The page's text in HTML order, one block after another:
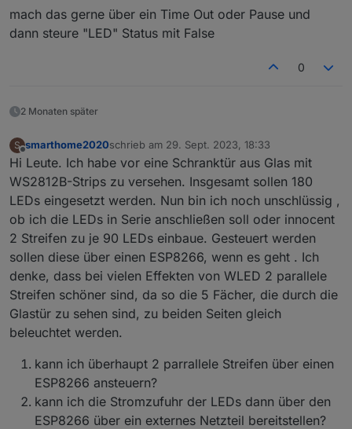
mach das gerne über ein Time Out oder Pause und
dann steure "LED" Status mit False
0
2 Monaten später
S
Offline
smarthome2020schrieb am 29. Sept. 2023, 18:33
zuletzt editiert von
Hi Leute. Ich habe vor eine Schranktür aus Glas mit
WS2812B-Strips zu versehen. Insgesamt sollen 180
LEDs eingesetzt werden. Nun bin ich noch unschlüssig ,
ob ich die LEDs in Serie anschließen soll oder innocent
2 Streifen zu je 90 LEDs einbaue. Gesteuert werden
sollen diese über einen ESP8266, wenn es geht . Ich
denke, dass bei vielen Effekten von WLED 2 parallele
Streifen schöner sind, da so die 5 Fächer, die durch die
Glastür zu sehen sind, zu beiden Seiten gleich
beleuchtet werden.
kann ich überhaupt 2 parrallele Streifen über einen
ESP8266 ansteuern?
kann ich die Stromzufuhr der LEDs dann über den
ESP8266 über ein externes Netzteil bereitstellen?